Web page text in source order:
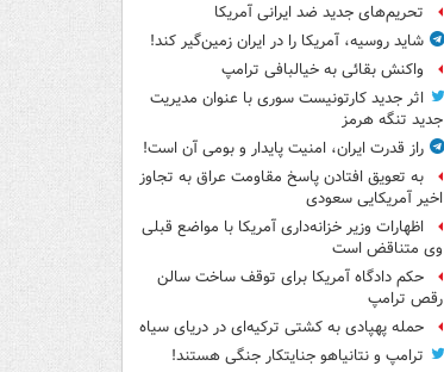
تحریم‌های جدید ضد ایرانی آمریکا
شاید روسیه، آمریکا را در ایران زمین‌گیر کند!
واکنش بقائی به خیالبافی ترامپ
اثر جدید کارتونیست سوری با عنوان مدیریت
جدید تنگه هرمز
راز قدرت ایران، امنیت پایدار و بومی آن است!
به تعویق افتادن پاسخ مقاومت عراق به تجاوز
اخیر آمریکایی سعودی
اظهارات وزیر خزانه‌داری آمریکا با مواضع قبلی
وی متناقض است
حکم دادگاه آمریکا برای توقف ساخت سالن
رقص ترامپ
حمله پهپادی به کشتی ترکیه‌ای در دریای سیاه
ترامپ و نتانیاهو جنایتکار جنگی هستند!